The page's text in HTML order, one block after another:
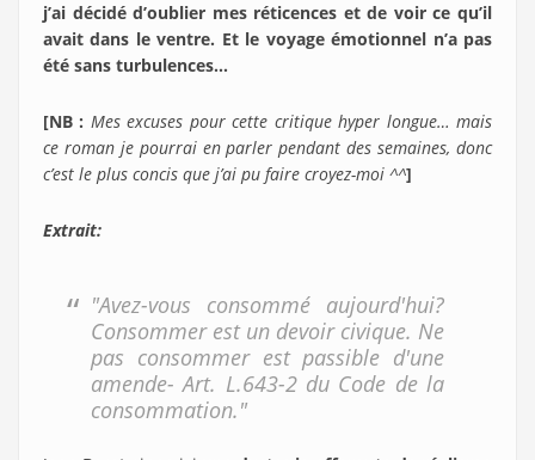
j’ai décidé d’oublier mes réticences et de voir ce qu’il
avait dans le ventre. Et le voyage émotionnel n’a pas
été sans turbulences…
[NB : Mes excuses pour cette critique hyper longue… mais
ce roman je pourrai en parler pendant des semaines, donc
c’est le plus concis que j’ai pu faire croyez-moi ^^]
Extrait:
"Avez-vous consommé aujourd'hui?
Consommer est un devoir civique. Ne
pas consommer est passible d'une
amende- Art. L.643-2 du Code de la
consommation."